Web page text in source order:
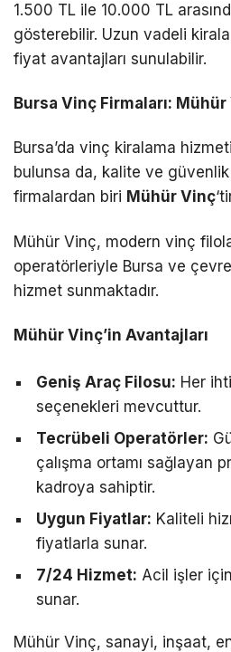
1.500 TL ile 10.000 TL
gösterebilir. Uzun vadeli
fiyat avantajları sunulabilir.
Bursa Vinç Firmaları:
Bursa’da vinç kiralama
bulunsa da, kalite ve
firmalardan biri Mühür Vinç
Mühür Vinç, modern vinç
operatörleriyle Bursa ve
hizmet sunmaktadır.
Mühür Vinç’in Avantajları
Geniş Araç Filosu: Her
seçenekleri mevcuttur.
Tecrübeli Operatörler:
çalışma ortamı sağlayan
kadroya sahiptir.
Uygun Fiyatlar: Kaliteli
fiyatlarla sunar.
7/24 Hizmet: Acil işler
sunar.
Mühür Vinç, sanayi, inşaat,